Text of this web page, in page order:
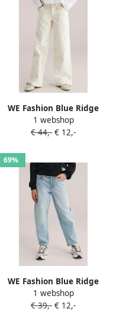
WE Fashion Blue Ridge
gebloemde wide leg jeans
ecru
1 webshop
€ 44,- € 12,-
69%
WE Fashion Blue Ridge
high waist barrel jeans
light blue denim
1 webshop
€ 39,- € 12,-